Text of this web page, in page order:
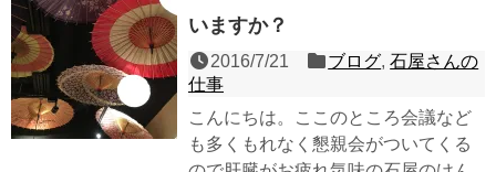
いますか？
2016/7/21 ブログ,石屋さんの
仕事
こんにちは。ここのところ会議など
も多くもれなく懇親会がついてくる